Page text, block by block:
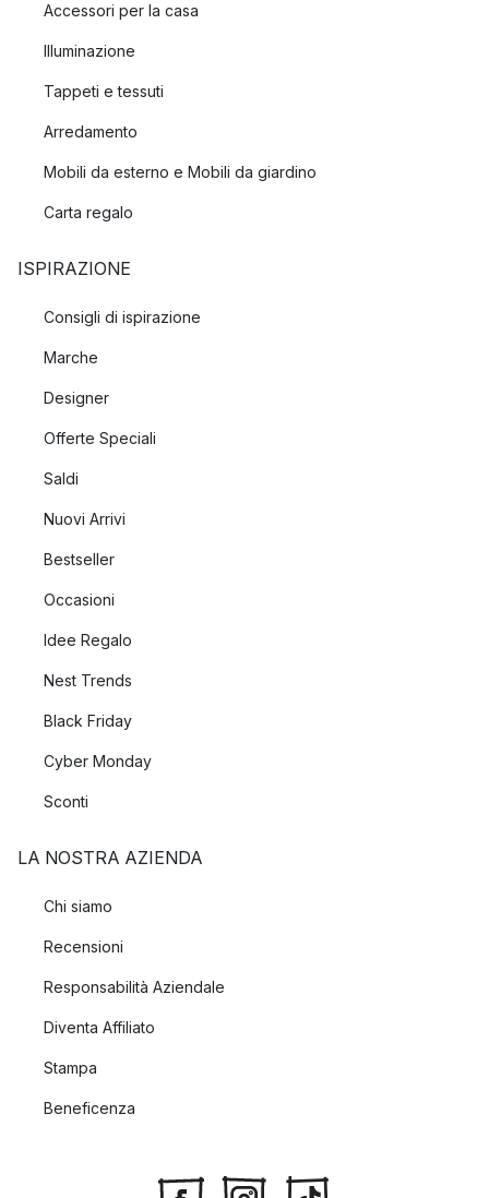
Accessori per la casa
Illuminazione
Tappeti e tessuti
Arredamento
Mobili da esterno e Mobili da giardino
Carta regalo
ISPIRAZIONE
Consigli di ispirazione
Marche
Designer
Offerte Speciali
Saldi
Nuovi Arrivi
Bestseller
Occasioni
Idee Regalo
Nest Trends
Black Friday
Cyber Monday
Sconti
LA NOSTRA AZIENDA
Chi siamo
Recensioni
Responsabilità Aziendale
Diventa Affiliato
Stampa
Beneficenza